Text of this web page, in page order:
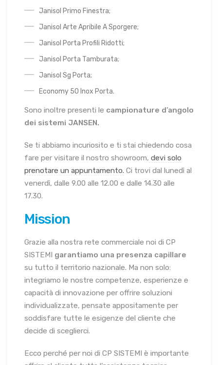
Janisol Primo Finestra;
Janisol Arte Apribile A Sporgere;
Janisol Porta Profili Ridotti;
Janisol Porta Tamburata;
Janisol Sg Porta;
Economy 50 Inox Porta.
Sono inoltre presenti le campionature d’angolo
dei sistemi JANSEN.
Se ti abbiamo incuriosito e ti stai chiedendo cosa
fare per visitare il nostro showroom, devi solo
prenotare un appuntamento. Ci trovi dal lunedì al
venerdì, dalle 9.00 alle 12.00 e dalle 14.30 alle
17.30.
Mission
Grazie alla nostra rete commerciale noi di CP
SISTEMI garantiamo una presenza capillare
su tutto il territorio nazionale. Ma non solo:
integriamo le nostre competenze, esperienze e
capacità di innovazione per offrire soluzioni
individualizzate, pensate appositamente per
soddisfare tutte le esigenze del cliente che
decide di sceglierci.
Ecco perché per noi di CP SISTEMI è importante